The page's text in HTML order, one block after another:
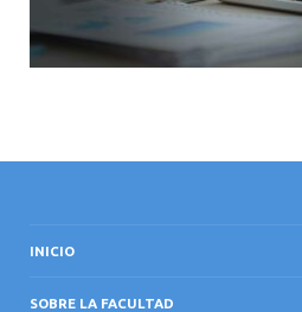
INICIO
SOBRE LA FACULTAD